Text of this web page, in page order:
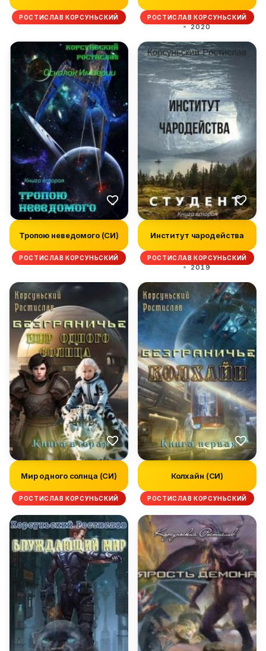
РОСТИСЛАВ КОРСУНЬСКИЙ РОСТИСЛАВ КОРСУНЬСКИЙ
2020
Тропою неведомого (СИ)
РОСТИСЛАВ КОРСУНЬСКИЙ
Институт чародейства
РОСТИСЛАВ КОРСУНЬСКИЙ
2019
Мир одного солнца (СИ)
РОСТИСЛАВ КОРСУНЬСКИЙ
Колхайн (СИ)
РОСТИСЛАВ КОРСУНЬСКИЙ